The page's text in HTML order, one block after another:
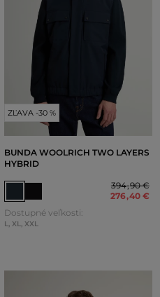
ZĽAVA -30 %
BUNDA WOOLRICH TWO LAYERS
HYBRID
394,90 €
276,40 €
Dostupné veľkosti:
L, XL, XXL